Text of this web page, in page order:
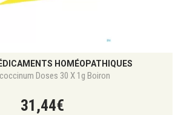
HOMÉOPATHIQUES
Doses 30 X 1g Boiron
31 ,44€